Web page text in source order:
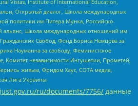
Vistas, Institute of International Education,
Открытый диалог, Школа международных
политики им Питера Мунка, Российско-
альянс, Школа международных отношений им
Свобод, Фонд Бориса Немцова за
Науманна за свободу, Феминистское
Комитет независимости Ингушетии, Прометей,
живым, Фридом Хаус, СОТА медиа,
Лига Украины
ru/documents/7756/ данные